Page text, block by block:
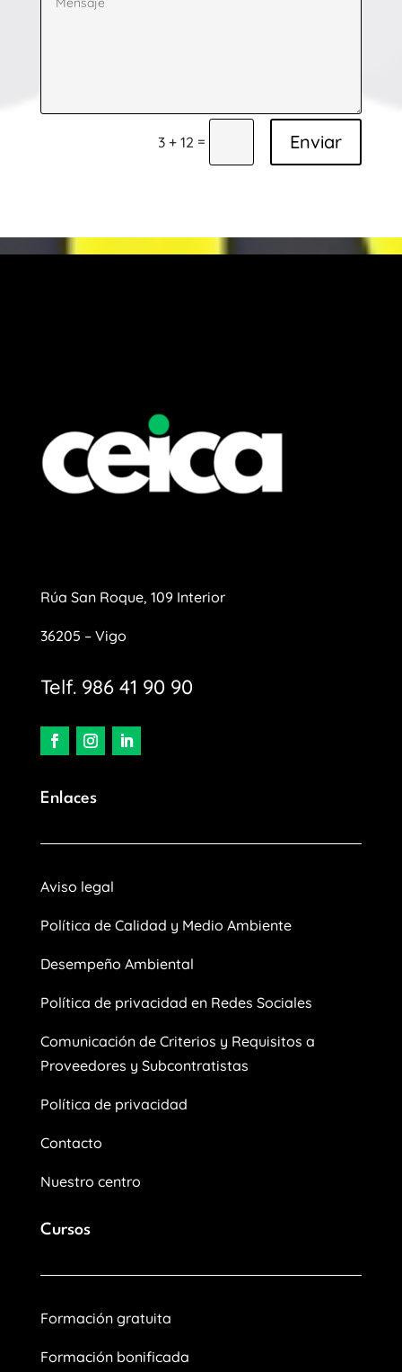
3 + 12 = Enviar
Rúa San Roque, 109 Interior
36205 – Vigo
Telf. 986 41 90 90
Enlaces
Aviso legal
Política de Calidad y Medio Ambiente
Desempeño Ambiental
Política de privacidad en Redes Sociales
Comunicación de Criterios y Requisitos a
Proveedores y Subcontratistas
Política de privacidad
Contacto
Nuestro centro
Cursos
Formación gratuita
Formación bonificada